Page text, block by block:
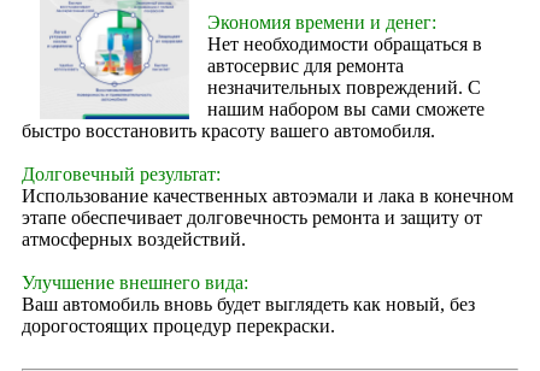
Экономия времени и денег:
Нет необходимости обращаться в
автосервис для ремонта
незначительных повреждений. С
нашим набором вы сами сможете
быстро восстановить красоту вашего автомобиля.
Долговечный результат:
Использование качественных автоэмали и лака в конечном
этапе обеспечивает долговечность ремонта и защиту от
атмосферных воздействий.
Улучшение внешнего вида:
Ваш автомобиль вновь будет выглядеть как новый, без
дорогостоящих процедур перекраски.